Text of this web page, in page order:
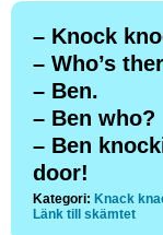
– Knock
– Who’s
– Ben.
– Ben who?
– Ben
door!
Kategori: Knack
Länk till skämtet